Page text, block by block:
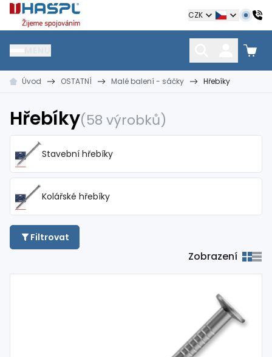
Hašpl CZK
HŘEBÍKY SPOJOVACÍ MATERIÁL KOTEVNÍ TECHNIKA
Úvod OSTATNÍ Malé balení - sáčky Hřebíky
Hřebíky(58 výrobků)
Stavební hřebíky
Kolářské hřebíky
Filtrovat
Zobrazení